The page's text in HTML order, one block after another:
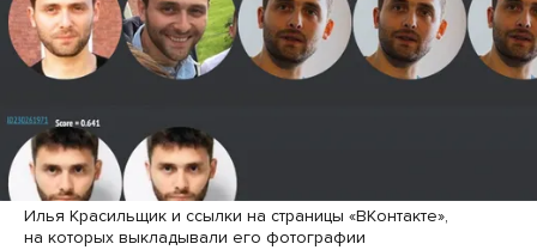
Илья Красильщик и ссылки на страницы «ВКонтакте»,
на которых выкладывали его фотографии